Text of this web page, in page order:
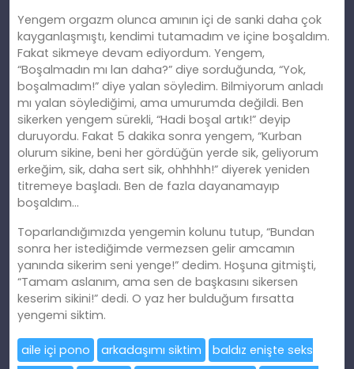
Yengem orgazm olunca amının içi de sanki daha çok
kayganlaşmıştı, kendimi tutamadım ve içine boşaldım.
Fakat sikmeye devam ediyordum. Yengem,
“Boşalmadın mı lan daha?” diye sorduğunda, “Yok,
boşalmadım!” diye yalan söyledim. Bilmiyorum anladı
mı yalan söylediğimi, ama umurumda değildi. Ben
sikerken yengem sürekli, “Hadi boşal artık!” deyip
duruyordu. Fakat 5 dakika sonra yengem, “Kurban
olurum sikine, beni her gördüğün yerde sik, geliyorum
erkeğim, sik, daha sert sik, ohhhhh!” diyerek yeniden
titremeye başladı. Ben de fazla dayanamayıp
boşaldım…
Toparlandığımızda yengemin kolunu tutup, “Bundan
sonra her istediğimde vermezsen gelir amcamın
yanında sikerim seni yenge!” dedim. Hoşuna gitmişti,
“Tamam aslanım, ama sen de başkasını sikersen
keserim sikini!” dedi. O yaz her bulduğum fırsatta
yengemi siktim.
aile içi pono arkadaşımı siktim
baldız enişte seks